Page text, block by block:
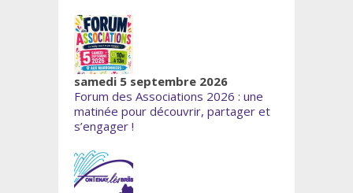
samedi 5 septembre 2026
Forum des Associations 2026 : une
matinée pour découvrir, partager et
s’engager !